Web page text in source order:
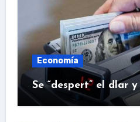
Economía
Se “despert” el dlar